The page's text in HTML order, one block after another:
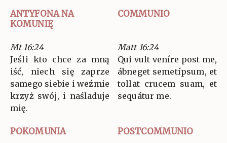
ANTYFONA NA
KOMUNIĘ
COMMUNIO
Mt 16:24
Jeśli kto chce za mną
iść, niech się zaprze
samego siebie i weźmie
krzyż swój, i naśladuje
mię.
Matt 16:24
Qui vult veníre post me,
ábneget semetípsum, et
tollat crucem suam, et
sequátur me.
POKOMUNIA POSTCOMMUNIO